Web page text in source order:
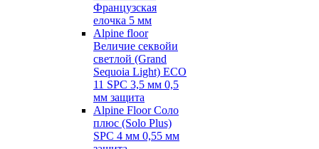
Французская
елочка 5 мм
Alpine floor
Величие секвойи
светлой (Grand
Sequoia Light) ECO
11 SPC 3,5 мм 0,5
мм защита
Alpine Floor Соло
плюс (Solo Plus)
SPC 4 мм 0,55 мм